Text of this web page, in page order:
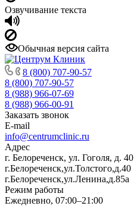
Озвучивание текста
Обычная версия сайта
8 (800) 707-90-57
8 (800) 707-90-57
8 (988) 966-07-69
8 (988) 966-00-91
Заказать звонок
E-mail
info@centrumclinic.ru
Адрес
г. Белореченск, ул. Гоголя, д. 40
г.Белореченск,ул.Толстого,д.40
г.Белореченск,ул.Ленина,д.85а
Режим работы
Ежедневно, 07:00–21:00